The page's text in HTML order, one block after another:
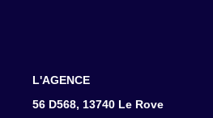
L'AGENCE
56 D568, 13740 Le Rove